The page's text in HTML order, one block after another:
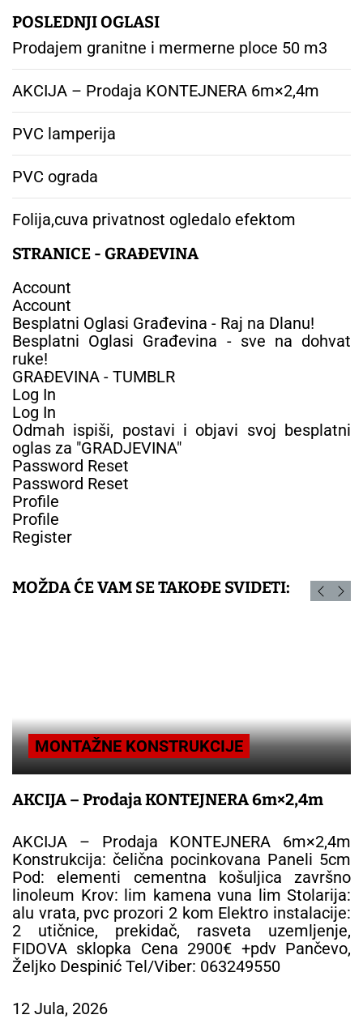
POSLEDNJI OGLASI
Prodajem granitne i mermerne ploce 50 m3
AKCIJA – Prodaja KONTEJNERA 6m×2,4m
PVC lamperija
PVC ograda
Folija,cuva privatnost ogledalo efektom
STRANICE - GRAĐEVINA
Account
Account
Besplatni Oglasi Građevina - Raj na Dlanu!
Besplatni Oglasi Građevina - sve na dohvat
ruke!
GRAĐEVINA - TUMBLR
Log In
Log In
Odmah ispiši, postavi i objavi svoj besplatni
oglas za "GRADJEVINA"
Password Reset
Password Reset
Profile
Profile
Register
MOŽDA ĆE VAM SE TAKOĐE SVIDETI:
MONTAŽNE KONSTRUKCIJE
AKCIJA – Prodaja KONTEJNERA 6m×2,4m
AKCIJA – Prodaja KONTEJNERA 6m×2,4m
Konstrukcija: čelična pocinkovana Paneli 5cm
Pod: elementi cementna košuljica završno
linoleum Krov: lim kamena vuna lim Stolarija:
alu vrata, pvc prozori 2 kom Elektro instalacije:
2 utičnice, prekidač, rasveta uzemljenje,
FIDOVA sklopka Cena 2900€ +pdv Pančevo,
Željko Despinić Tel/Viber: 063249550
12 Jula, 2026